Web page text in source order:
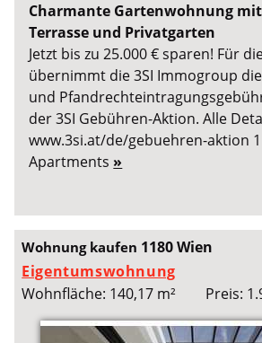
Charmante Gartenwohnung
Terrasse und Privatgarten
Jetzt bis zu 25.000 € sparen! Für
übernimmt die 3SI Immogroup
und
der 3SI Gebühren-Aktion. Alle
www.3si.at/de/gebuehren-aktion
Apartments »
Wohnung kaufen 1180 Wien
Eigentumswohnung
Wohnfläche: 140,17 m²
Preis: